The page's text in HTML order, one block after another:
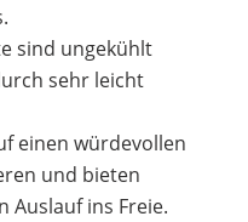
sind ungekühlt
sehr leicht
einen würdevollen
und bieten
Auslauf ins Freie.